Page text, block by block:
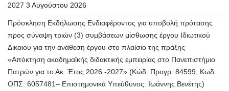
2027 3 Αυγούστου 2026
Πρόσκληση Εκδήλωσης Ενδιαφέροντος για υποβολή πρότασης
προς σύναψη τριών (3) συμβάσεων μίσθωσης έργου Ιδιωτικού
Δίκαιου για την ανάθεση έργου στο πλαίσιο της πράξης
«Απόκτηση ακαδημαϊκής διδακτικής εμπειρίας στο Πανεπιστήμιο
Πατρών για το Ακ. Έτος 2026 -2027» (Κώδ. Προγρ. 84599, Κωδ.
ΟΠΣ: 6057481– Επιστημονικά Υπεύθυνος: Ιωάννης Βενέτης)